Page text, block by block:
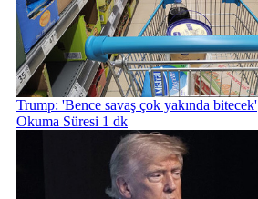
Trump: 'Bence savaş çok yakında bitecek'
Okuma Süresi 1 dk